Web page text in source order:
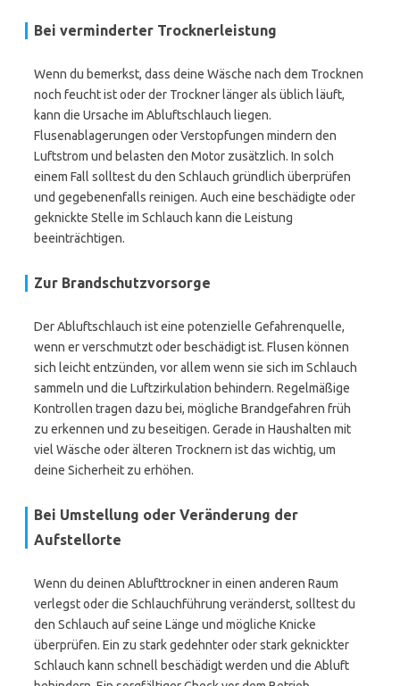
Bei verminderter Trocknerleistung
Wenn du bemerkst, dass deine Wäsche nach dem Trocknen
noch feucht ist oder der Trockner länger als üblich läuft,
kann die Ursache im Abluftschlauch liegen.
Flusenablagerungen oder Verstopfungen mindern den
Luftstrom und belasten den Motor zusätzlich. In solch
einem Fall solltest du den Schlauch gründlich überprüfen
und gegebenenfalls reinigen. Auch eine beschädigte oder
geknickte Stelle im Schlauch kann die Leistung
beeinträchtigen.
Zur Brandschutzvorsorge
Der Abluftschlauch ist eine potenzielle Gefahrenquelle,
wenn er verschmutzt oder beschädigt ist. Flusen können
sich leicht entzünden, vor allem wenn sie sich im Schlauch
sammeln und die Luftzirkulation behindern. Regelmäßige
Kontrollen tragen dazu bei, mögliche Brandgefahren früh
zu erkennen und zu beseitigen. Gerade in Haushalten mit
viel Wäsche oder älteren Trocknern ist das wichtig, um
deine Sicherheit zu erhöhen.
Bei Umstellung oder Veränderung der
Aufstellorte
Wenn du deinen Ablufttrockner in einen anderen Raum
verlegst oder die Schlauchführung veränderst, solltest du
den Schlauch auf seine Länge und mögliche Knicke
überprüfen. Ein zu stark gedehnter oder stark geknickter
Schlauch kann schnell beschädigt werden und die Abluft